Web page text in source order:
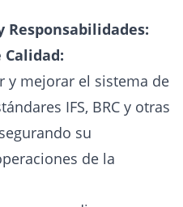
Responsabilidades:
y mejorar el sistema de
IFS, BRC y otras
su
de la